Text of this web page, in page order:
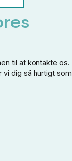
til at kontakte os.
vi dig så hurtigt som